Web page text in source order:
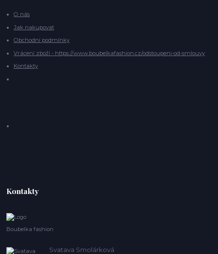
O nás
Jak nakupovat
Obchodní podmínky
Vrácení zboží - https://www.boubelkafashion.cz/odstoupeni-od-smlouvy
Kontakty
Kontakty
Boubelka fashion
Svatava Smolárková